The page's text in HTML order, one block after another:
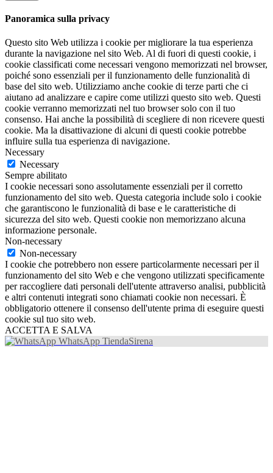
Panoramica sulla privacy
Questo sito Web utilizza i cookie per migliorare la tua esperienza
durante la navigazione nel sito Web. Al di fuori di questi cookie, i
cookie classificati come necessari vengono memorizzati nel browser,
poiché sono essenziali per il funzionamento delle funzionalità di
base del sito web. Utilizziamo anche cookie di terze parti che ci
aiutano ad analizzare e capire come utilizzi questo sito web. Questi
cookie verranno memorizzati nel tuo browser solo con il tuo
consenso. Hai anche la possibilità di scegliere di non ricevere questi
cookie. Ma la disattivazione di alcuni di questi cookie potrebbe
influire sulla tua esperienza di navigazione.
Necessary
Necessary
Sempre abilitato
I cookie necessari sono assolutamente essenziali per il corretto
funzionamento del sito web. Questa categoria include solo i cookie
che garantiscono le funzionalità di base e le caratteristiche di
sicurezza del sito web. Questi cookie non memorizzano alcuna
informazione personale.
Non-necessary
Non-necessary
I cookie che potrebbero non essere particolarmente necessari per il
funzionamento del sito Web e che vengono utilizzati specificamente
per raccogliere dati personali dell'utente attraverso analisi, pubblicità
e altri contenuti integrati sono chiamati cookie non necessari. È
obbligatorio ottenere il consenso dell'utente prima di eseguire questi
cookie sul tuo sito web.
ACCETTA E SALVA
WhatsApp TiendaSirena